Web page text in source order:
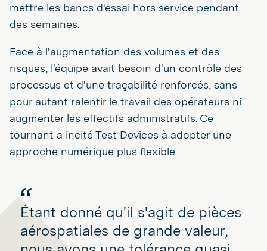
mettre les bancs d'essai hors service pendant
des semaines.
Face à l'augmentation des volumes et des
risques, l'équipe avait besoin d'un contrôle des
processus et d'une traçabilité renforcés, sans
pour autant ralentir le travail des opérateurs ni
augmenter les effectifs administratifs. Ce
tournant a incité Test Devices à adopter une
approche numérique plus flexible.
Étant donné qu'il s'agit de pièces
aérospatiales de grande valeur,